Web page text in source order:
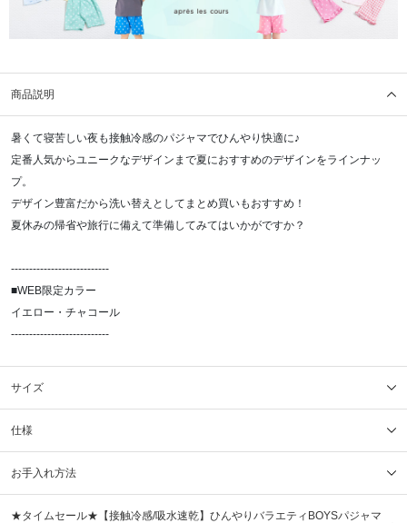
商品説明
暑くて寝苦しい夜も接触冷感のパジャマでひんやり快適に♪
定番人気からユニークなデザインまで夏におすすめのデザインをラインナッ
プ。
デザイン豊富だから洗い替えとしてまとめ買いもおすすめ！
夏休みの帰省や旅行に備えて準備してみてはいかがですか？
---------------------------
■WEB限定カラー
イエロー・チャコール
---------------------------
サイズ
仕様
お手入れ方法
★タイムセール★【接触冷感/吸水速乾】ひんやりバラエティBOYSパジャマ